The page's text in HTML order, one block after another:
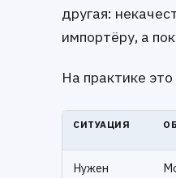
другая:
импортёру, а
На практике
СИТУАЦИЯ
Нужен